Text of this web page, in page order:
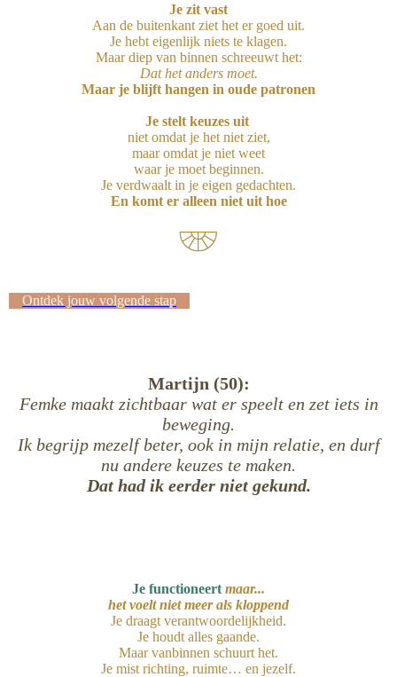
Je zit vast
Aan de buitenkant ziet het er goed uit.
Je hebt eigenlijk niets te klagen.
Maar diep van binnen schreeuwt het:
Dat het anders moet.
Maar je blijft hangen in oude patronen
Je stelt keuzes uit
niet omdat je het niet ziet,
maar omdat je niet weet
waar je moet beginnen.
Je verdwaalt in je eigen gedachten.
En komt er alleen niet uit hoe
Ontdek jouw volgende stap
Martijn (50):
Femke maakt zichtbaar wat er speelt en zet iets in
beweging.
Ik begrijp mezelf beter, ook in mijn relatie, en durf
nu andere keuzes te maken.
Dat had ik eerder niet gekund.
Je functioneert maar...
het voelt niet meer als kloppend
Je draagt verantwoordelijkheid.
Je houdt alles gaande.
Maar vanbinnen schuurt het.
Je mist richting, ruimte… en jezelf.